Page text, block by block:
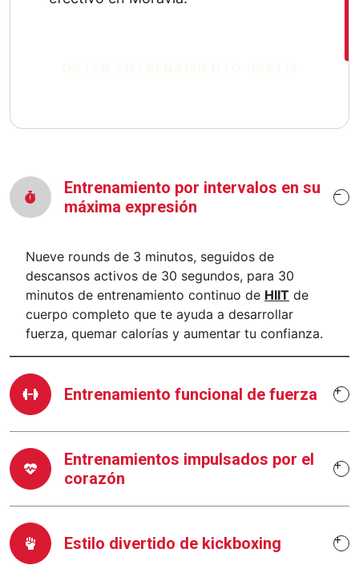
Entrenamiento por intervalos en su
máxima expresión
Nueve rounds de 3 minutos, seguidos de
descansos activos de 30 segundos, para 30
minutos de entrenamiento continuo de HIIT de
cuerpo completo que te ayuda a desarrollar
fuerza, quemar calorías y aumentar tu confianza.
Entrenamiento funcional de fuerza
Entrenamientos impulsados por el
corazón
Estilo divertido de kickboxing